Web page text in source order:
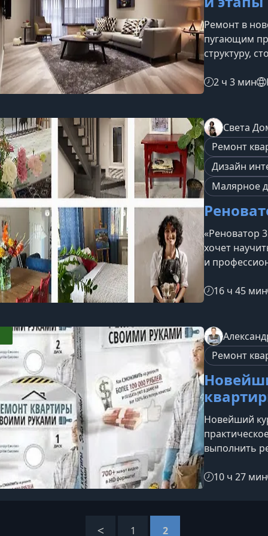
Ремонт в
пугающим
структуру,
расходов,
ремонт в
рамках
Есакова
ремонта —
2 ч 3 мин
Света
Ремонт
Дизайн
Малярное
«Реноватор
хочет
и
реновации,
оформлению
можно
полностью
16 ч 45 мин
Ремонт
Новейший
выполнить
более 100
языком, а
приступить
10 ч 27 мин
1 2